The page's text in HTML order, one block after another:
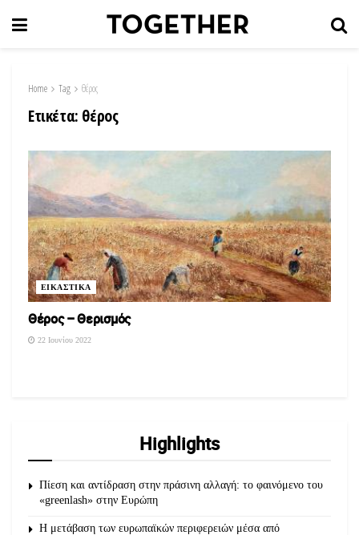
Home Tag θέρος
Ετικέτα: θέρος
ΕΙΚΑΣΤΙΚΑ
Θέρος – Θερισμός
22 Ιουνίου 2022
Highlights
Πίεση και αντίδραση στην πράσινη αλλαγή: το φαινόμενο του
«greenlash» στην Ευρώπη
Η μετάβαση των ευρωπαϊκών περιφερειών μέσα από